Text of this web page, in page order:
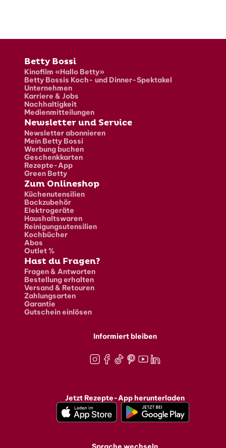
Fusszeile
Betty Bossi
Kinofilm «Hallo Betty»
Betty Bossis Koch- und Dinner-Spektakel
Unternehmen
Karriere & Jobs
Nachhaltigkeit
Medienmitteilungen
Newsletter und Service
Newsletter abonnieren
Mein Betty Bossi
Werbung buchen
Geschenkkarten
Rezepte-App
Green Betty
Zum Onlineshop
Küchenutensilien
Backzubehör
Elektrogeräte
Haushaltswaren
Reinigungsutensilien
Kochbücher
Abos
Outlet %
Hast du Fragen?
Fragen & Antworten
Bestellung erhalten
Versand & Retouren
Zahlungsarten
Garantie
Gutschein einlösen
Informiert bleiben
Jetzt Rezepte-App herunterladen